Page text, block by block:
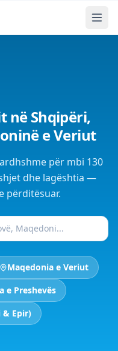
në Shqipëri,
e Veriut
për mbi 130
dhe lagështia —
përditësuar.
Maqedonia e Veriut
e Preshevës
& Epir)